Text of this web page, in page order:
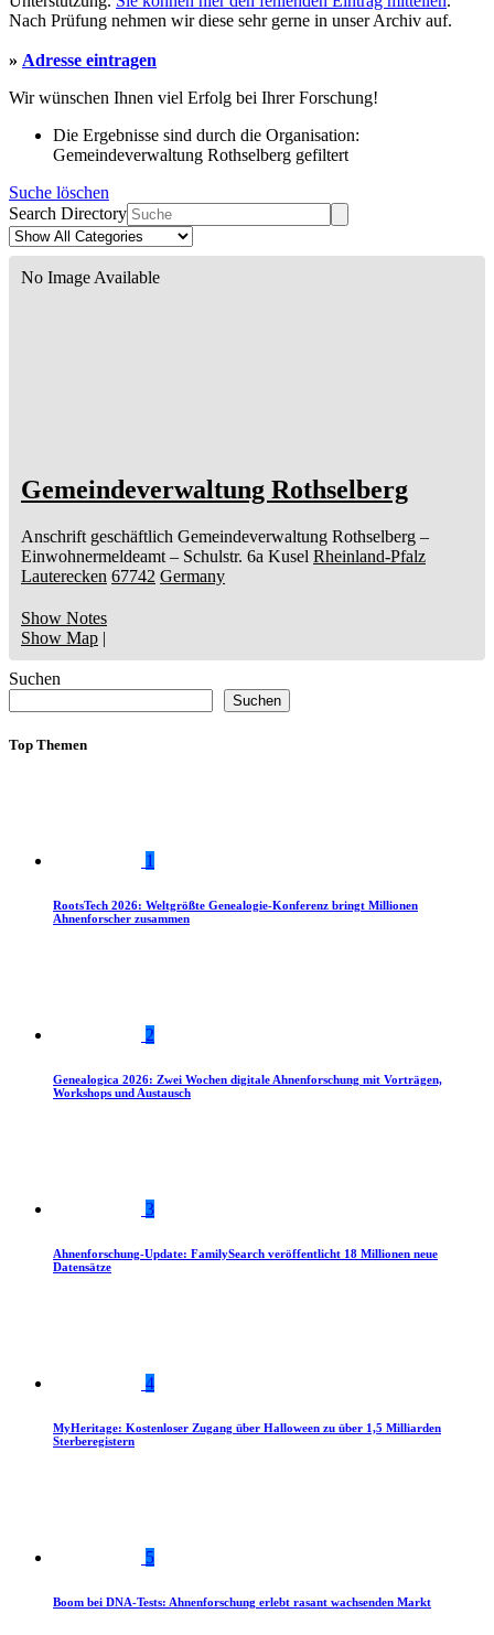
Nach Prüfung nehmen wir diese sehr gerne in unser Archiv auf.
» Adresse eintragen
Wir wünschen Ihnen viel Erfolg bei Ihrer Forschung!
Die Ergebnisse sind durch die Organisation:
Gemeindeverwaltung Rothselberg gefiltert
Suche löschen
Search Directory
No Image Available
Gemeindeverwaltung Rothselberg
Anschrift geschäftlich Gemeindeverwaltung Rothselberg –
Einwohnermeldeamt – Schulstr. 6a Kusel Rheinland-Pfalz
Lauterecken 67742 Germany
Show Notes
Show Map |
Suchen
Suchen
Top Themen
1
RootsTech 2026: Weltgrößte Genealogie-Konferenz bringt Millionen
Ahnenforscher zusammen
2
Genealogica 2026: Zwei Wochen digitale Ahnenforschung mit Vorträgen,
Workshops und Austausch
3
Ahnenforschung-Update: FamilySearch veröffentlicht 18 Millionen neue
Datensätze
4
MyHeritage: Kostenloser Zugang über Halloween zu über 1,5 Milliarden
Sterberegistern
5
Boom bei DNA-Tests: Ahnenforschung erlebt rasant wachsenden Markt